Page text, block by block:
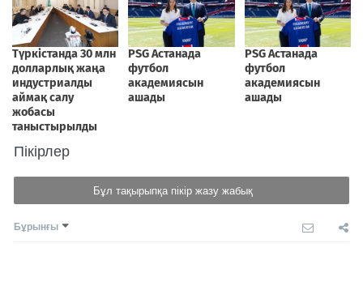
Пікірлер
Бұл тақырыпқа пікір жазу жабық
Бұрынғы